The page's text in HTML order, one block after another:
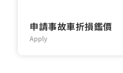
申請事故車折損鑑價
Apply